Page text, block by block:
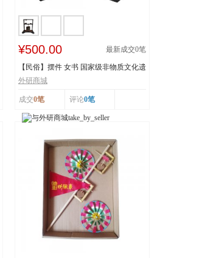
¥500.00 最新成交0笔
【民俗】摆件 女书 国家级非物质文化遗
产 湖南...
外研商城
成交0笔 评论0笔